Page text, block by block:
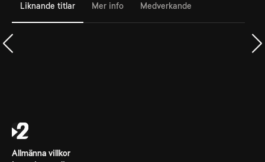
Liknande titlar Mer info Medverkande
Allmänna villkor